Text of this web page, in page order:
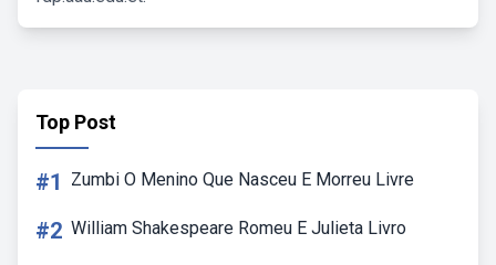
Top Post
#1 Zumbi O Menino Que Nasceu E Morreu Livre
#2 William Shakespeare Romeu E Julieta Livro